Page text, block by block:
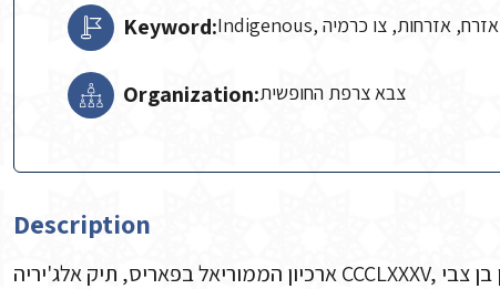
Keyword: Indigenous, אזרח, אזרחות, צו כרמיה
Organization:צבא צרפת החופשית
Description